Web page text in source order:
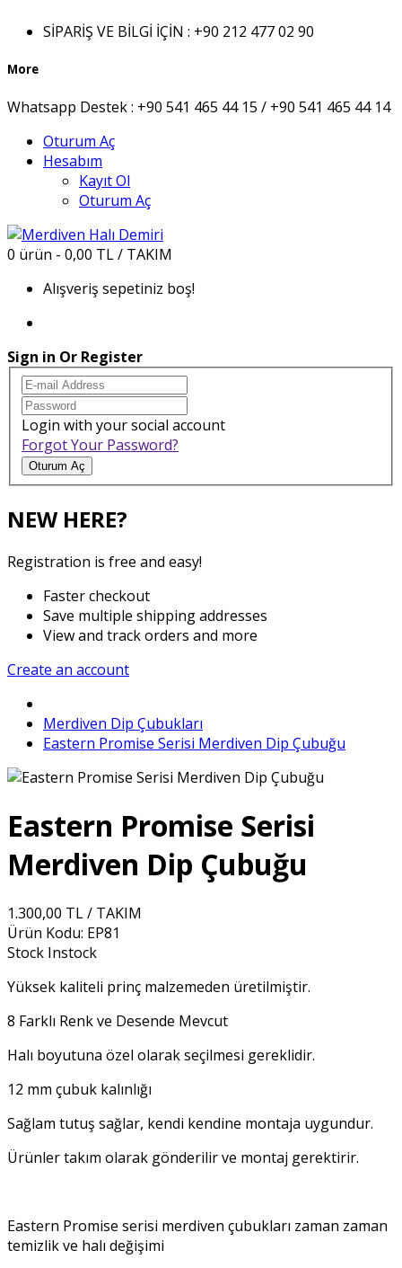
SİPARİŞ VE BİLGİ İÇİN : +90 212 477 02 90
More
Whatsapp Destek : +90 541 465 44 15 / +90 541 465 44 14
Oturum Aç
Hesabım
Kayıt Ol
Oturum Aç
0 ürün - 0,00 TL / TAKIM
Alışveriş sepetiniz boş!
Sign in Or Register
Login with your social account
Forgot Your Password?
Oturum Aç
NEW HERE?
Registration is free and easy!
Faster checkout
Save multiple shipping addresses
View and track orders and more
Create an account
Merdiven Dip Çubukları
Eastern Promise Serisi Merdiven Dip Çubuğu
Eastern Promise Serisi
Merdiven Dip Çubuğu
1.300,00 TL / TAKIM
Ürün Kodu: EP81
Stock Instock
Yüksek kaliteli prinç malzemeden üretilmiştir.
8 Farklı Renk ve Desende Mevcut
Halı boyutuna özel olarak seçilmesi gereklidir.
12 mm çubuk kalınlığı
Sağlam tutuş sağlar, kendi kendine montaja uygundur.
Ürünler takım olarak gönderilir ve montaj gerektirir.
Eastern Promise serisi merdiven çubukları zaman zaman
temizlik ve halı değişimi